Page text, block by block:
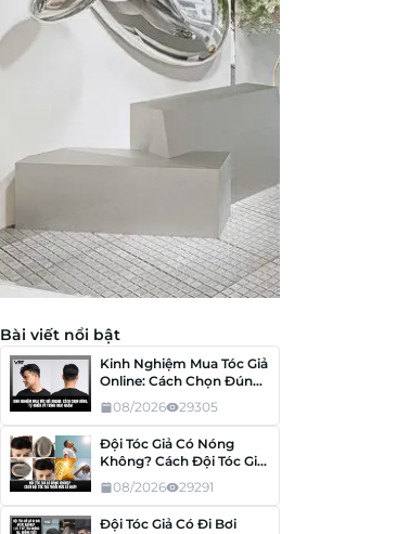
Bài viết nổi bật
Kinh Nghiệm Mua Tóc Giả
Online: Cách Chọn Đúng,
Tránh Mua Nhầm
08/2026 29305
Đội Tóc Giả Có Nóng
Không? Cách Đội Tóc Giả
Thoải Mái Cả Ngày
08/2026 29291
Đội Tóc Giả Có Đi Bơi